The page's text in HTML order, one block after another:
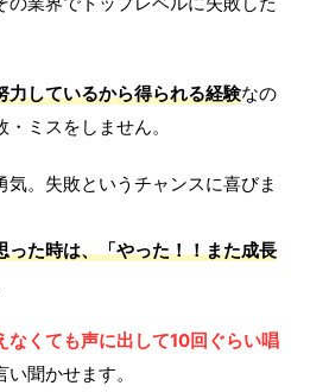
力しているから得られる経験なの
ミスをしません。
。失敗というチャンスに喜びま
った時は、「やった！！また成長
なくても声に出して10回ぐらい唱
い聞かせます。